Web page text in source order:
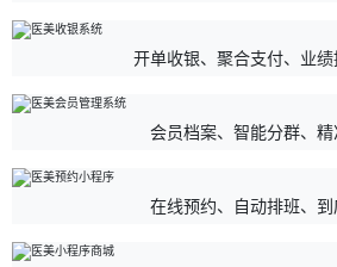
开单收银、聚合支付、业
会员档案、智能分群、
在线预约、自动排班、